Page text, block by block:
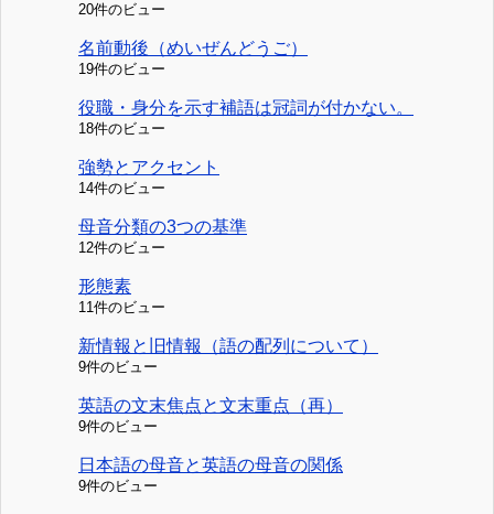
20件のビュー
名前動後（めいぜんどうご）
19件のビュー
役職・身分を示す補語は冠詞が付かない。
18件のビュー
強勢とアクセント
14件のビュー
母音分類の3つの基準
12件のビュー
形態素
11件のビュー
新情報と旧情報（語の配列について）
9件のビュー
英語の文末焦点と文末重点（再）
9件のビュー
日本語の母音と英語の母音の関係
9件のビュー